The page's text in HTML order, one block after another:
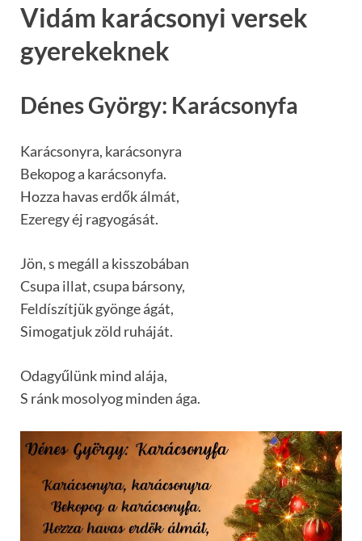
Vidám karácsonyi versek
gyerekeknek
Dénes György: Karácsonyfa
Karácsonyra, karácsonyra
Bekopog a karácsonyfa.
Hozza havas erdők álmát,
Ezeregy éj ragyogását.
Jön, s megáll a kisszobában
Csupa illat, csupa bársony,
Feldíszítjük gyönge ágát,
Simogatjuk zöld ruháját.
Odagyűlünk mind alája,
S ránk mosolyog minden ága.